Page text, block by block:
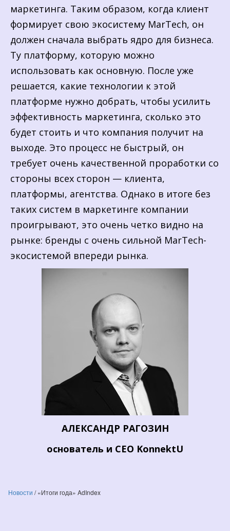
маркетинга. Таким образом, когда клиент
формирует свою экосистему MarTech, он
должен сначала выбрать ядро для бизнеса.
Ту платформу, которую можно
использовать как основную. После уже
решается, какие технологии к этой
платформе нужно добрать, чтобы усилить
эффективность маркетинга, сколько это
будет стоить и что компания получит на
выходе. Это процесс не быстрый, он
требует очень качественной проработки со
стороны всех сторон — клиента,
платформы, агентства. Однако в итоге без
таких систем в маркетинге компании
проигрывают, это очень четко видно на
рынке: бренды с очень сильной MarTech-
экосистемой впереди рынка.
АЛЕКСАНДР РАГОЗИН
основатель и CEO KonnektU
Новости /«Итоги года» AdIndex